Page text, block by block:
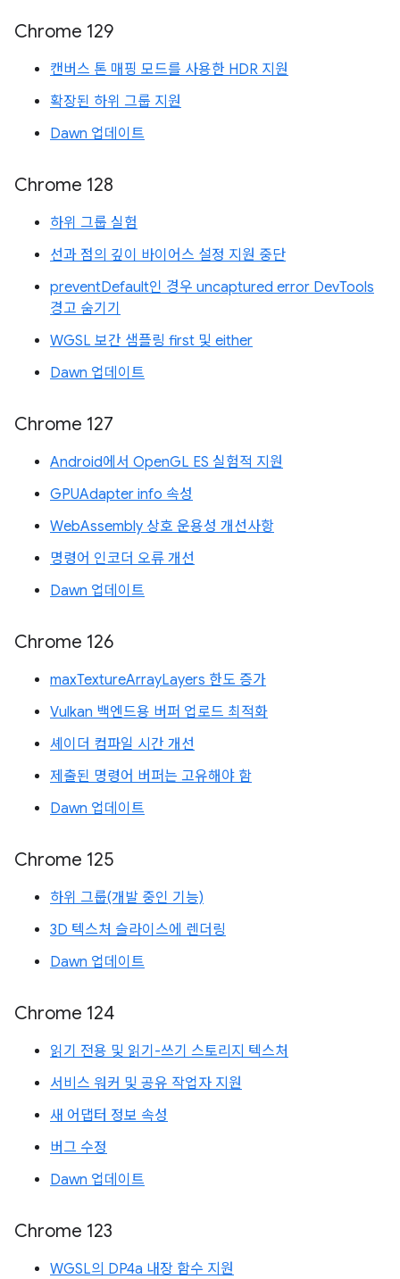
Chrome 129
캔버스 톤 매핑 모드를 사용한 HDR 지원
확장된 하위 그룹 지원
Dawn 업데이트
Chrome 128
하위 그룹 실험
선과 점의 깊이 바이어스 설정 지원 중단
preventDefault인 경우 uncaptured error DevTools
경고 숨기기
WGSL 보간 샘플링 first 및 either
Dawn 업데이트
Chrome 127
Android에서 OpenGL ES 실험적 지원
GPUAdapter info 속성
WebAssembly 상호 운용성 개선사항
명령어 인코더 오류 개선
Dawn 업데이트
Chrome 126
maxTextureArrayLayers 한도 증가
Vulkan 백엔드용 버퍼 업로드 최적화
셰이더 컴파일 시간 개선
제출된 명령어 버퍼는 고유해야 함
Dawn 업데이트
Chrome 125
하위 그룹(개발 중인 기능)
3D 텍스처 슬라이스에 렌더링
Dawn 업데이트
Chrome 124
읽기 전용 및 읽기-쓰기 스토리지 텍스처
서비스 워커 및 공유 작업자 지원
새 어댑터 정보 속성
버그 수정
Dawn 업데이트
Chrome 123
WGSL의 DP4a 내장 함수 지원